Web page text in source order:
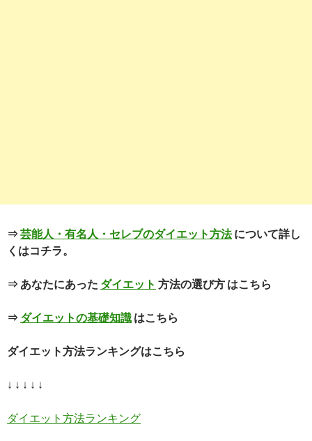
⇒芸能人・有名人・セレブのダイエット方法について詳し
くはコチラ。
⇒ あなたにあった ダイエット 方法の選び方 はこちら
⇒ ダイエットの基礎知識 はこちら
ダイエット方法ランキングはこちら
↓ ↓ ↓ ↓ ↓
ダイエット方法ランキング